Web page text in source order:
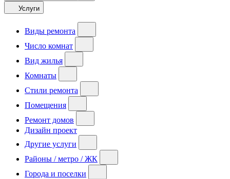
Услуги
Виды ремонта
Число комнат
Вид жилья
Комнаты
Стили ремонта
Помещения
Ремонт домов
Дизайн проект
Другие услуги
Районы / метро / ЖК
Города и поселки